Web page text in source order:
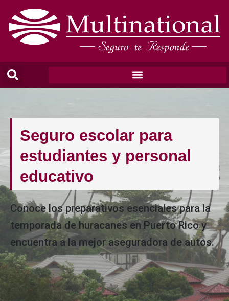
Seguro escolar para
estudiantes y personal
educativo
Conoce los preparativos esenciales para la
temporada de huracanes en Puerto Rico y
encuentra a la mejor aseguradora de autos.